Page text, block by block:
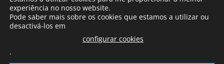
SOBRE NÓS
Com sede nas Caldas da Rainha e mais de 90 anos de
experiência no nosso website.
Pode saber mais sobre os cookies que estamos a utilizar ou
desactivá-los em
configurar cookies
.